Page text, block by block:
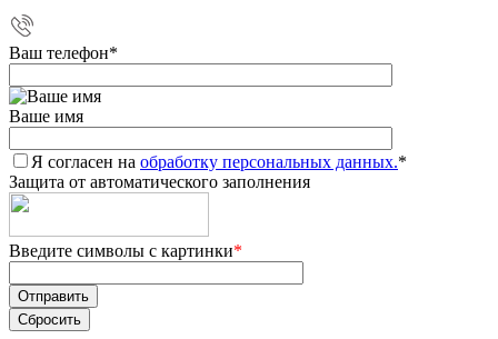
Ваш телефон*
Ваше имя
Я согласен на обработку персональных данных.*
Защита от автоматического заполнения
Введите символы с картинки*